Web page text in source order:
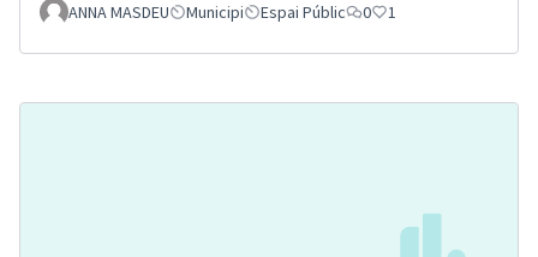
ANNA MASDEU Municipi Espai Públic 0 1